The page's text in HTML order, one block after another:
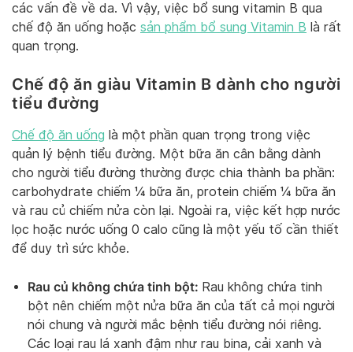
các vấn đề về da. Vì vậy, việc bổ sung vitamin B qua
chế độ ăn uống hoặc sản phẩm bổ sung Vitamin B là rất
quan trọng.
Chế độ ăn giàu Vitamin B dành cho người
tiểu đường
Chế độ ăn uống là một phần quan trọng trong việc
quản lý bệnh tiểu đường. Một bữa ăn cân bằng dành
cho người tiểu đường thường được chia thành ba phần:
carbohydrate chiếm ¼ bữa ăn, protein chiếm ¼ bữa ăn
và rau củ chiếm nửa còn lại. Ngoài ra, việc kết hợp nước
lọc hoặc nước uống 0 calo cũng là một yếu tố cần thiết
để duy trì sức khỏe.
Rau củ không chứa tinh bột: Rau không chứa tinh
bột nên chiếm một nửa bữa ăn của tất cả mọi người
nói chung và người mắc bệnh tiểu đường nói riêng.
Các loại rau lá xanh đậm như rau bina, cải xanh và